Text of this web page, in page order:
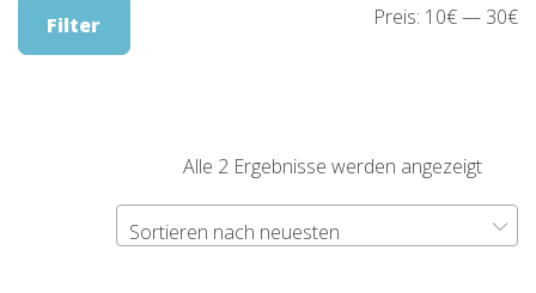
Alle 2 Ergebnisse werden angezeigtNach
Sortieren nach neuesten
Filter Preis: 10€— 30€